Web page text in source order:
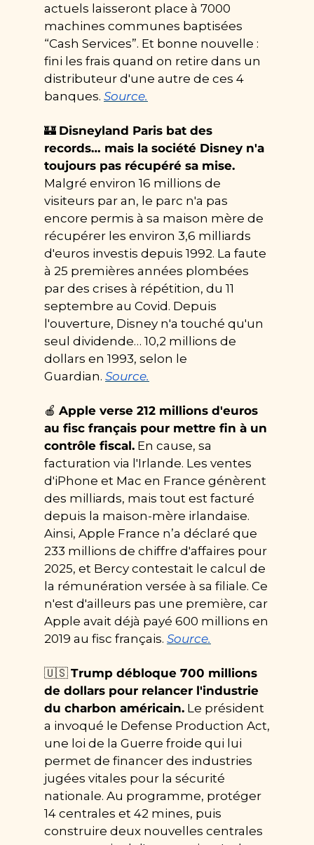
actuels laisseront place à 7000
machines communes baptisées
“Cash Services”. Et bonne nouvelle :
fini les frais quand on retire dans un
distributeur d'une autre de ces 4
banques. Source.
🏰 Disneyland Paris bat des
records… mais la société Disney n'a
toujours pas récupéré sa mise.
Malgré environ 16 millions de
visiteurs par an, le parc n'a pas
encore permis à sa maison mère de
récupérer les environ 3,6 milliards
d'euros investis depuis 1992. La faute
à 25 premières années plombées
par des crises à répétition, du 11
septembre au Covid. Depuis
l'ouverture, Disney n'a touché qu'un
seul dividende… 10,2 millions de
dollars en 1993, selon le
Guardian. Source.
🍎 Apple verse 212 millions d'euros
au fisc français pour mettre fin à un
contrôle fiscal. En cause, sa
facturation via l'Irlande. Les ventes
d'iPhone et Mac en France génèrent
des milliards, mais tout est facturé
depuis la maison-mère irlandaise.
Ainsi, Apple France n’a déclaré que
233 millions de chiffre d'affaires pour
2025, et Bercy contestait le calcul de
la rémunération versée à sa filiale. Ce
n'est d'ailleurs pas une première, car
Apple avait déjà payé 600 millions en
2019 au fisc français. Source.
🇺🇸 Trump débloque 700 millions
de dollars pour relancer l'industrie
du charbon américain. Le président
a invoqué le Defense Production Act,
une loi de la Guerre froide qui lui
permet de financer des industries
jugées vitales pour la sécurité
nationale. Au programme, protéger
14 centrales et 42 mines, puis
construire deux nouvelles centrales